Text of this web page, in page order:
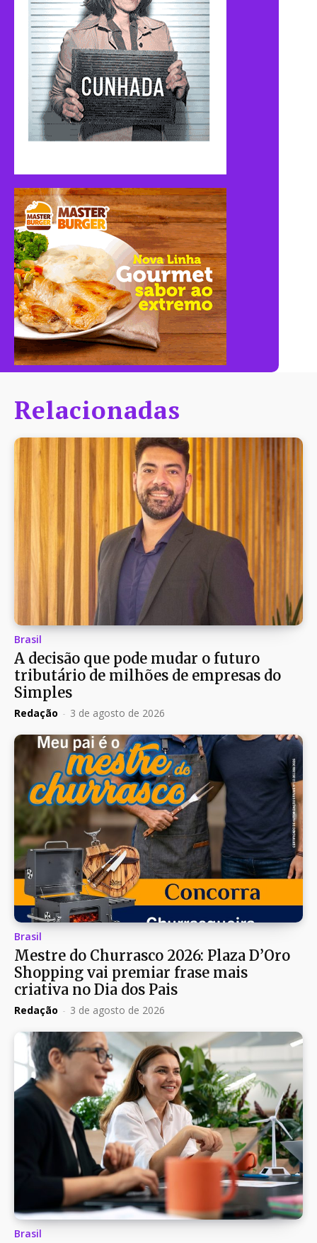
Relacionadas
Brasil
A decisão que pode mudar o futuro
tributário de milhões de empresas do
Simples
Redação - 3 de agosto de 2026
Brasil
Mestre do Churrasco 2026: Plaza D’Oro
Shopping vai premiar frase mais
criativa no Dia dos Pais
Redação - 3 de agosto de 2026
Brasil